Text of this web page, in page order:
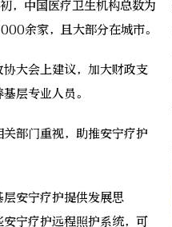
，中国医疗卫生机构总数为
余家，且大部分在城市。
大会上建议，加大财政支
层专业人员。
部门重视，助推安宁疗护
安宁疗护提供发展思
宁疗护远程照护系统，可